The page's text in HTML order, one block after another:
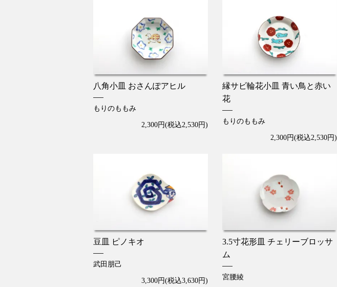
八角小皿 おさんぽアヒル
もりのももみ
2,300円(税込2,530円)
縁サビ輪花小皿 青い鳥と赤い
花
もりのももみ
2,300円(税込2,530円)
豆皿 ピノキオ
武田朋己
3,300円(税込3,630円)
3.5寸花形皿 チェリーブロッサ
ム
宮腰綾